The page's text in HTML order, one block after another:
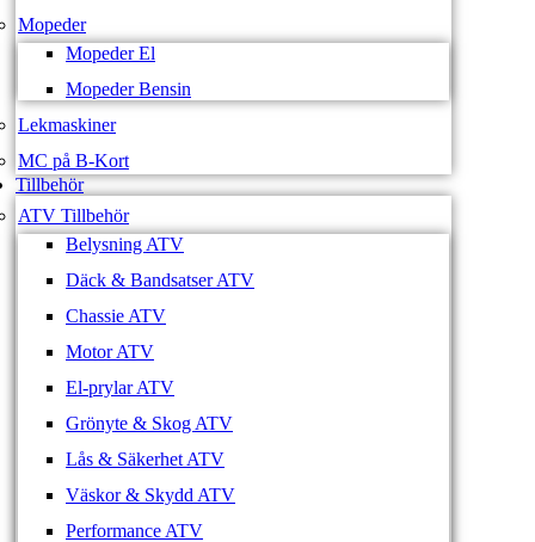
Mopeder
Mopeder El
Mopeder Bensin
Lekmaskiner
MC på B-Kort
Tillbehör
ATV Tillbehör
Belysning ATV
Däck & Bandsatser ATV
Chassie ATV
Motor ATV
El-prylar ATV
Grönyte & Skog ATV
Lås & Säkerhet ATV
Väskor & Skydd ATV
Performance ATV